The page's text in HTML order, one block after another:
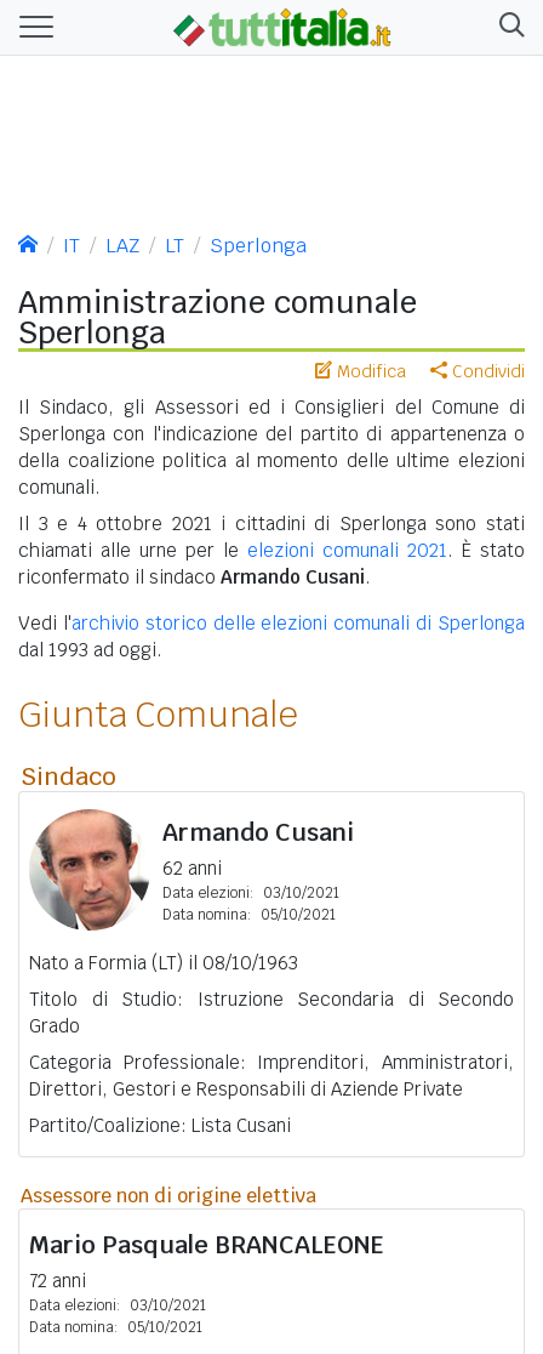
IT LAZ LT Sperlonga
Amministrazione comunale
Sperlonga
Modifica Condividi
Il Sindaco, gli Assessori ed i Consiglieri del Comune di
Sperlonga con l'indicazione del partito di appartenenza o
della coalizione politica al momento delle ultime elezioni
comunali.
Il 3 e 4 ottobre 2021 i cittadini di Sperlonga sono stati
chiamati alle urne per le elezioni comunali 2021 . È stato
riconfermato il sindaco Armando Cusani.
Vedi l'archivio storico delle elezioni comunali di Sperlonga
dal 1993 ad oggi.
Giunta Comunale
Sindaco
Armando Cusani
62 anni
Data elezioni:
03/10/2021
Data nomina:
05/10/2021
Nato a Formia (LT) il 08/10/1963
Titolo di Studio: Istruzione Secondaria di Secondo
Grado
Categoria Professionale: Imprenditori, Amministratori,
Direttori, Gestori e Responsabili di Aziende Private
Partito/Coalizione: Lista Cusani
Assessore non di origine elettiva
Mario Pasquale BRANCALEONE
72 anni
Data elezioni:
03/10/2021
Data nomina:
05/10/2021